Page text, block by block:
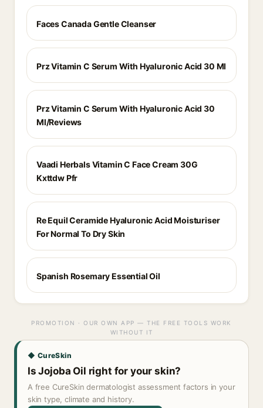
Faces Canada Gentle Cleanser
Prz Vitamin C Serum With Hyaluronic Acid 30 Ml
Prz Vitamin C Serum With Hyaluronic Acid 30
Ml/Reviews
Vaadi Herbals Vitamin C Face Cream 30G
Kxttdw Pfr
Re Equil Ceramide Hyaluronic Acid Moisturiser
For Normal To Dry Skin
Spanish Rosemary Essential Oil
PROMOTION · OUR OWN APP — THE FREE TOOLS WORK
WITHOUT IT
◆ CureSkin
Is Jojoba Oil right for your skin?
A free CureSkin dermatologist assessment factors in your
skin type, climate and history.